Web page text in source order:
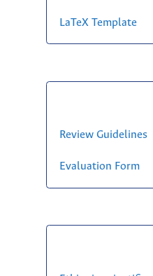
LaTeX Template
Review Guidelines
Evaluation Form